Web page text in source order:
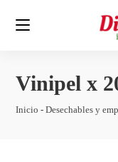
Vinipel x
Inicio -Desechables y